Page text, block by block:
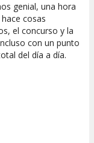
genial, una hora
cosas
el concurso y la
con un punto
del día a día.